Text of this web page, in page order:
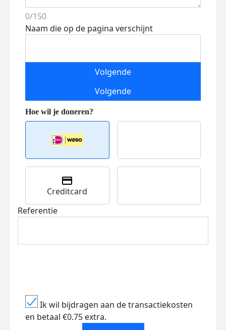
0/150
Naam die op de pagina verschijnt
Volgende
Volgende
Creditcard
Referentie
Ik wil bijdragen aan de transactiekosten
en betaal €0.75 extra.